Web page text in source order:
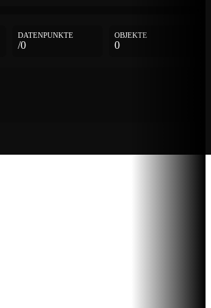
DATENPUNKTE
/0
OBJEKTE
0